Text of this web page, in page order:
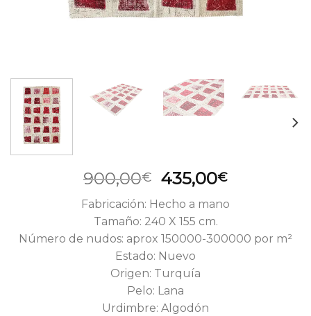
900,00€
El
precio
original
era:
900,00€.
435,00€El
actual
435,00€.
Fabricación: Hecho a mano
Tamaño: 240 X 155 cm.
Número de nudos: aprox 150000-300000 por m²
Estado: Nuevo
Origen: Turquía
Pelo: Lana
Urdimbre: Algodón